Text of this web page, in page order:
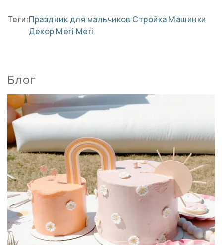
Теги:Праздник для мальчиков Стройка Машинки
Декор Meri Meri
Блог